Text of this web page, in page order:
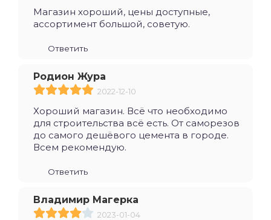
Магазин хороший, цены доступные,
ассортимент большой, советую.
Ответить
Родион Жура
2022-12-10
Хороший магазин. Всё что необходимо
для строительства всё есть. От саморезов
до самого дешёвого цемента в городе.
Всем рекомендую.
Ответить
Владимир Магерка
2023-01-04